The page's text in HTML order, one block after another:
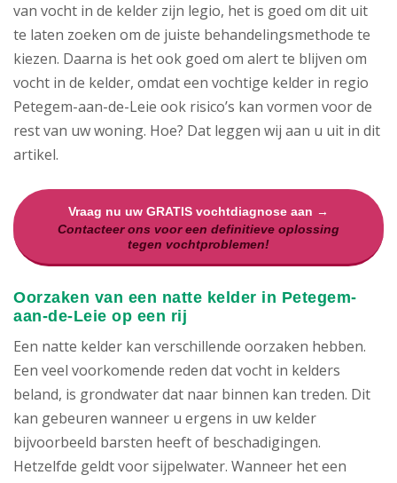
van vocht in de kelder zijn legio, het is goed om dit uit
te laten zoeken om de juiste behandelingsmethode te
kiezen. Daarna is het ook goed om alert te blijven om
vocht in de kelder, omdat een vochtige kelder in regio
Petegem-aan-de-Leie ook risico’s kan vormen voor de
rest van uw woning. Hoe? Dat leggen wij aan u uit in dit
artikel.
Vraag nu uw GRATIS vochtdiagnose aan →
Contacteer ons voor een definitieve oplossing
tegen vochtproblemen!
Oorzaken van een natte kelder in Petegem-
aan-de-Leie op een rij
Een natte kelder kan verschillende oorzaken hebben.
Een veel voorkomende reden dat vocht in kelders
beland, is grondwater dat naar binnen kan treden. Dit
kan gebeuren wanneer u ergens in uw kelder
bijvoorbeeld barsten heeft of beschadigingen.
Hetzelfde geldt voor sijpelwater. Wanneer het een